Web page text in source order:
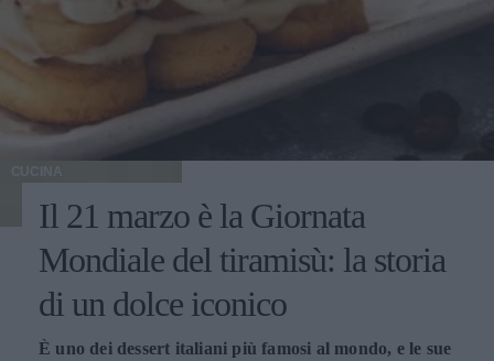
CUCINA
Il 21 marzo è la Giornata
Mondiale del tiramisù: la storia
di un dolce iconico
È uno dei dessert italiani più famosi al mondo, e le sue